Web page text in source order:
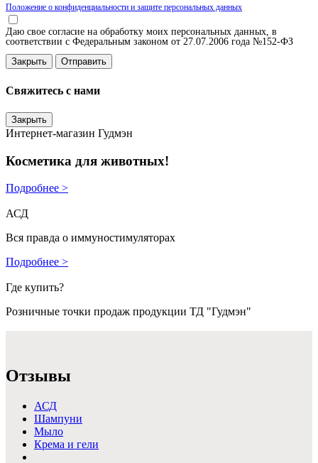
Положение о конфиденциальности и защите персональных данных
Даю свое согласие на обработку моих персональных данных, в
соответствии с Федеральным законом от 27.07.2006 года №152-ФЗ
Закрыть
Свяжитесь с нами
Закрыть
Интернет-магазин Гудмэн
Косметика для животных!
Подробнее >
АСД
Вся правда о иммуностимуляторах
Подробнее >
Где купить?
Розничные точки продаж продукции ТД "Гудмэн"
Отзывы
АСД
Шампуни
Мыло
Крема и гели